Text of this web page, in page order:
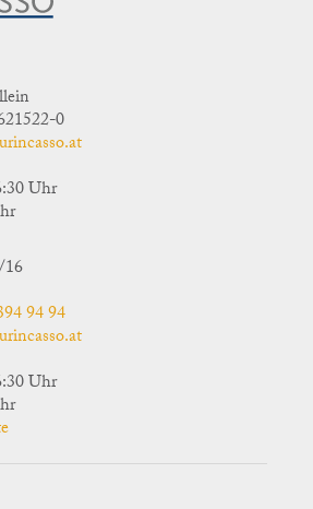
0
Uhr
94 94
Uhr